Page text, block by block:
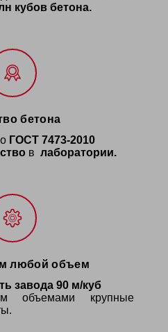
кубов бетона.
бетона
ГОСТ 7473-2010
в лаборатории.
любой объем
завода 90 м/куб
объемами крупные